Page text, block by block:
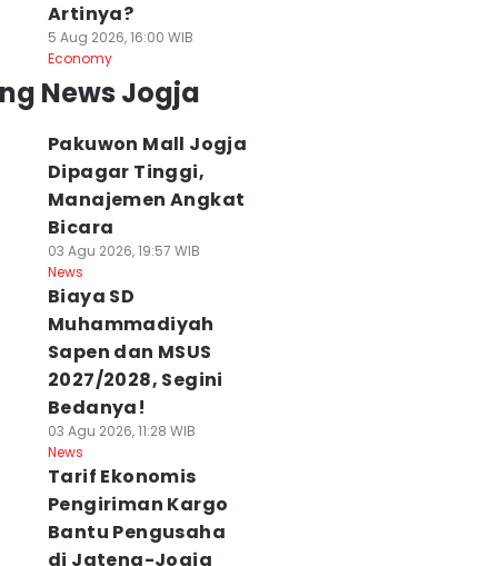
Artinya?
5 Aug 2026, 16:00 WIB
Economy
News Jogja
Pakuwon Mall Jogja
Dipagar Tinggi,
Manajemen Angkat
Bicara
03 Agu 2026, 19:57 WIB
News
Biaya SD
Muhammadiyah
Sapen dan MSUS
2027/2028, Segini
Bedanya!
03 Agu 2026, 11:28 WIB
News
Tarif Ekonomis
Pengiriman Kargo
Bantu Pengusaha
di Jateng-Jogja